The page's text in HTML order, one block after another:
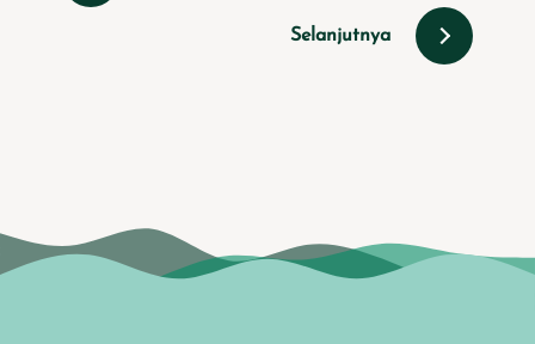
Selanjutnya